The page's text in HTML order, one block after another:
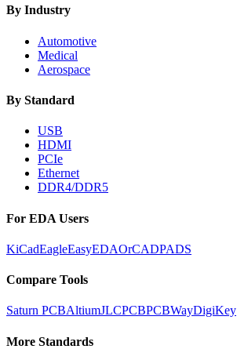
By Industry
Automotive
Medical
Aerospace
By Standard
USB
HDMI
PCIe
Ethernet
DDR4/DDR5
For EDA Users
KiCadEagleEasyEDAOrCADPADS
Compare Tools
Saturn PCBAltiumJLCPCBPCBWayDigiKey
More Standards